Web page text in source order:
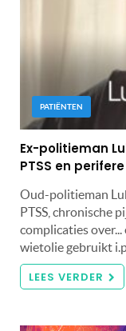
PATIËNTEN
Ex-politieman
PTSS en
Oud-politieman
PTSS, chronische
complicaties
wietolie gebruikt
LEES VERDER